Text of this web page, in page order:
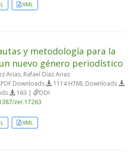
XML
y metodología para la
nuevo género periodístico
Arias, Rafael Díaz Arias
Downloads
1114 HTML Downloads
163 |
DOI
zer.17263
XML